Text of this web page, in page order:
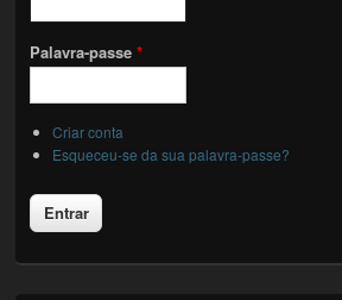
Palavra-passe*
Criar conta
Esqueceu-se da sua palavra-passe?